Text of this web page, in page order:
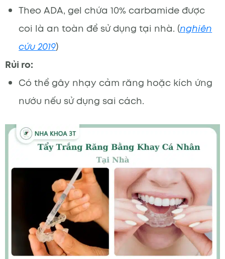
Theo ADA, gel chứa 10% carbamide được
coi là an toàn để sử dụng tại nhà. (nghiên
cứu 2019)
Rủi ro:
Có thể gây nhạy cảm răng hoặc kích ứng
nướu nếu sử dụng sai cách.